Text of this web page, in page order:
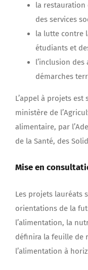
la restauration
des services
la lutte contre
étudiants et
l’inclusion
démarches
L’appel à projets
ministère de
alimentaire, par
de la Santé, des
Mise en
Les projets lauréats
orientations de la
l’alimentation, la
définira la feuille de
l’alimentation à